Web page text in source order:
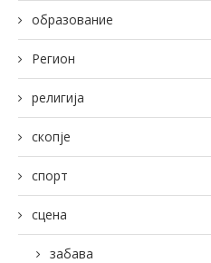
образование
Регион
религија
скопје
спорт
сцена
забава